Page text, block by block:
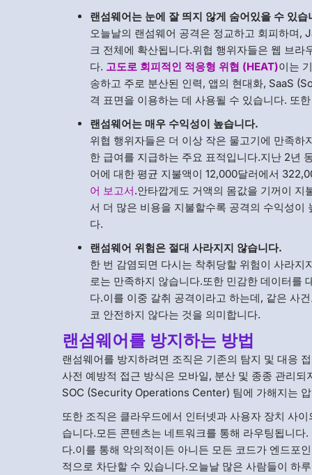
랜섬웨어는 눈에 잘 띄지 않게 숨어있을 수 있습
오늘날의 랜섬웨어 공격은 정교하고 회피하며,
크 전체에 확산됩니다.위협 행위자들은 웹 브
다. 고도로 회피적인 적응형 위협 (HEAT)이는
송하고 주로 분산된 인력, 앱의 현대화, SaaS
격 표면을 이용하는 데 사용될 수 있습니다. 또
랜섬웨어는 매우 수익성이 높습니다.
위협 행위자들은 더 이상 작은 물고기에 만족
한 급여를 지급하는 주요 표적입니다.지난 2년
어에 대한 평균 지불액이 12,000달러에서
어 보고서.안타깝게도 거액의 몸값을 기꺼이 지
서 더 많은 비용을 지불할수록 공격의 수익성
다.
랜섬웨어 위험은 절대 사라지지 않습니다.
한 번 감염되면 다시는 착취당할 위험이 사라
로는 만족하지 않습니다.또한 민감한 데이터를
다.이를 이중 갈취 공격이라고 하는데, 같은 사
코 안전하지 않다는 것을 의미합니다.
랜섬웨어를 방지하는 방법
랜섬웨어를 방지하려면 조직은 기존의 탐지 및 대응
사전 예방적 접근 방식은 모바일, 분산 및 종종 관리
SOC (Security Operations Center) 팀에 가해지는
또한 조직은 클라우드에서 인터넷과 사용자 장치 사
습니다.모든 콘텐츠는 네트워크를 통해 라우팅됩니다.
다.이를 통해 악의적이든 아니든 모든 코드가 엔드포
적으로 차단할 수 있습니다.오늘날 많은 사람들이 하